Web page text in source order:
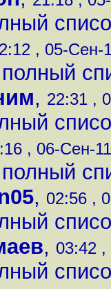
, 05-Сен-
, 22:31 ,
, 06-Сен-
, 02:56 ,
, 03:42